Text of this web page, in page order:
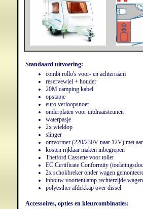
Standaard uitvoering:
combi rollo's voor- en achterraam
reservewiel + houder
20M camping kabel
opstapje
euro verloopsnoer
onderplaten voor uitdraaisteunen
waterpasje
2x wieldop
slinger
omvormer (220/230V naar 12V) met
kosten rijklaar maken inbegrepen
Thetford Cassette voor toilet
EC Certificate Conformity
2x schokbreker onder wagen
inbouw voortentlamp rechterzijde wagen
polyesther afdekkap over dissel
Accessoires, opties en kleurcombinaties: